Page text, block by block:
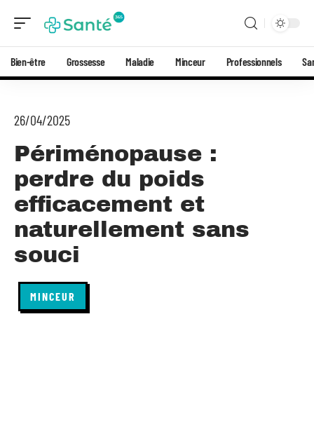
Bien-être Grossesse Maladie Minceur Professionnels
26/04/2025
Périménopause :
perdre du poids
efficacement et
naturellement sans
souci
MINCEUR